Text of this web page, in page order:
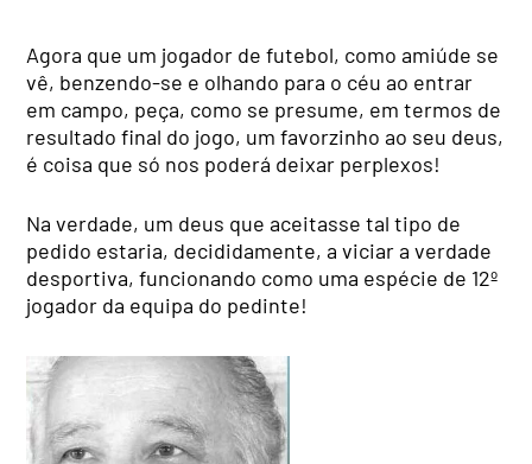
Agora que um jogador de futebol, como amiúde se
vê, benzendo-se e olhando para o céu ao entrar
em campo, peça, como se presume, em termos de
resultado final do jogo, um favorzinho ao seu deus,
é coisa que só nos poderá deixar perplexos!
Na verdade, um deus que aceitasse tal tipo de
pedido estaria, decididamente, a viciar a verdade
desportiva, funcionando como uma espécie de 12º
jogador da equipa do pedinte!